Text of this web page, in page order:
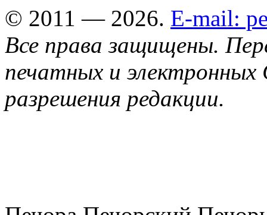
© 2011 — 2026. E-mail:
Все права защищены.
печатных и
разрешения редакции.